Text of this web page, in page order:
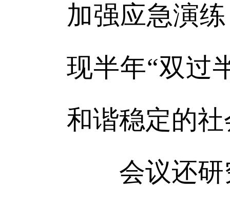
加强应急演
现半年“双过
和谐稳定的
会议还研